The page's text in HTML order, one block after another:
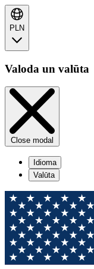
PLN
Valoda un valūta
Close modal
Idioma
Valūta